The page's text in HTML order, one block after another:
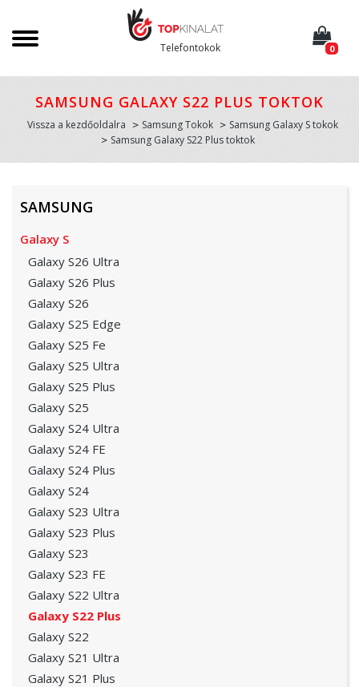
Telefontokok 0
SAMSUNG GALAXY S22 PLUS TOKTOK
Vissza a kezdőoldalra Samsung Tokok
Samsung Galaxy S tokok
Samsung Galaxy S22 Plus toktok
SAMSUNG
Galaxy S
Galaxy S26 Ultra
Galaxy S26 Plus
Galaxy S26
Galaxy S25 Edge
Galaxy S25 Fe
Galaxy S25 Ultra
Galaxy S25 Plus
Galaxy S25
Galaxy S24 Ultra
Galaxy S24 FE
Galaxy S24 Plus
Galaxy S24
Galaxy S23 Ultra
Galaxy S23 Plus
Galaxy S23
Galaxy S23 FE
Galaxy S22 Ultra
Galaxy S22 Plus
Galaxy S22
Galaxy S21 Ultra
Galaxy S21 Plus